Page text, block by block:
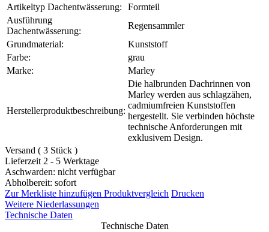
Artikeltyp Dachentwässerung:
Formteil
Ausführung
Dachentwässerung:
Regensammler
Grundmaterial:
Kunststoff
Farbe:
grau
Marke:
Marley
Herstellerproduktbeschreibung:
Die halbrunden Dachrinnen von
Marley werden aus schlagzähen,
cadmiumfreien Kunststoffen
hergestellt. Sie verbinden höchste
technische Anforderungen mit
exklusivem Design.
Versand ( 3 Stück )
Lieferzeit 2 - 5 Werktage
Aschwarden: nicht verfügbar
Abholbereit: sofort
Zur Merkliste hinzufügen Produktvergleich Drucken
Weitere Niederlassungen
Technische Daten
Technische Daten